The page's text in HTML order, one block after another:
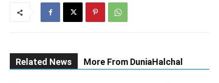
Related News More From DuniaHalchal